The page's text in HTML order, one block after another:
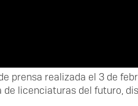
prensa realizada el 3 de
de licenciaturas del futuro,